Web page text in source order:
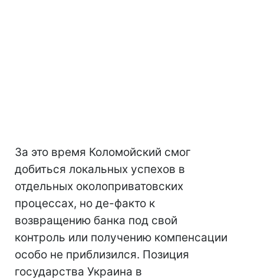
За это время Коломойский смог
добиться локальных успехов в
отдельных околоприватовских
процессах, но де-факто к
возвращению банка под свой
контроль или получению компенсации
особо не приблизился. Позиция
государства Украина в